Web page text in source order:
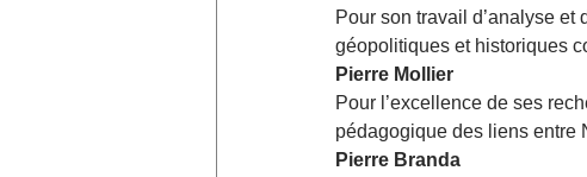
Pour son travail d’analyse
géopolitiques et historiques
Pierre Mollier
Pour l’excellence de ses
pédagogique des liens entre
Pierre Branda